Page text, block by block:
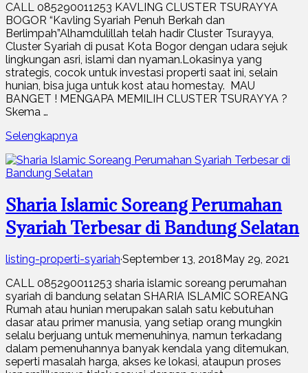
CALL 085290011253 KAVLING CLUSTER TSURAYYA
BOGOR “Kavling Syariah Penuh Berkah dan
Berlimpah”Alhamdulillah telah hadir Cluster Tsurayya,
Cluster Syariah di pusat Kota Bogor dengan udara sejuk
lingkungan asri, islami dan nyaman.Lokasinya yang
strategis, cocok untuk investasi properti saat ini, selain
hunian, bisa juga untuk kost atau homestay. MAU
BANGET ! MENGAPA MEMILIH CLUSTER TSURAYYA ?
Skema …
Selengkapnya
Sharia Islamic Soreang Perumahan
Syariah Terbesar di Bandung Selatan
listing-properti-syariah·September 13, 2018May 29, 2021
CALL 085290011253 sharia islamic soreang perumahan
syariah di bandung selatan SHARIA ISLAMIC SOREANG
Rumah atau hunian merupakan salah satu kebutuhan
dasar atau primer manusia, yang setiap orang mungkin
selalu berjuang untuk memenuhinya, namun terkadang
dalam pemenuhannya banyak kendala yang ditemukan,
seperti masalah harga, akses ke lokasi, ataupun proses